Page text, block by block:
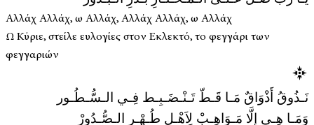
Αλλάχ Αλλάχ, ω Αλλάχ, Αλλάχ Αλλάχ, ω Αλλάχ
Ω Κύριε, στείλε ευλογίες στον Εκλεκτό, το φεγγάρι των
φεγγαριών
نَـذُوقُ أَذْوَاقٌ مَـا قَـطّ تَـنْـضَـبِـط فِـي الـسُّـطُـور
وَمَـا هِـي إِلَّا مَـوَاهِـبْ لِاَهْـلِ طُـهْـرِ الـصُّـدُورْ